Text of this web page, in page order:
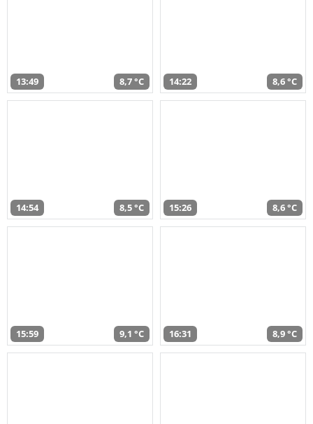
13:49 8,7 °C 14:22 8,6 °C
14:54 8,5 °C 15:26 8,6 °C
15:59 9,1 °C 16:31 8,9 °C